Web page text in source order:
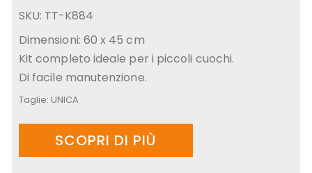
SKU: TT-K884
Dimensioni: 60 x 45 cm
Kit completo ideale per i piccoli cuochi.
Di facile manutenzione.
Taglie: UNICA
SCOPRI DI PIÙ